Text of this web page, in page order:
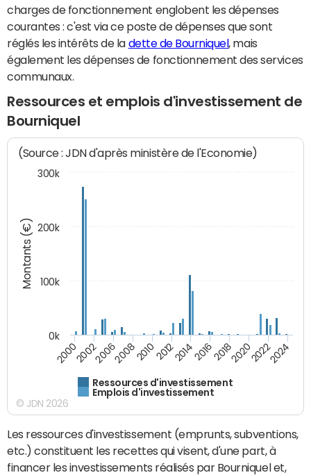
charges de fonctionnement englobent les dépenses
courantes : c'est via ce poste de dépenses que sont
réglés les intérêts de la dette de Bourniquel, mais
également les dépenses de fonctionnement des services
communaux.
Ressources et emplois d'investissement de
Bourniquel
Montants (€)
(Source : JDN d'après ministère de l'Economie)
Ressources d'investissement
Emplois d'investissement
200020022006200820102012201420162018202020222024
0k
100k
200k
300k
© JDN 2026
Les ressources d'investissement (emprunts, subventions,
etc.) constituent les recettes qui visent, d'une part, à
financer les investissements réalisés par Bourniquel et,